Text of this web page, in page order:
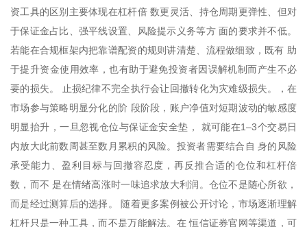
资工具的区别主要体现在杠杆倍 数更灵活、持仓周期更弹性、但对
于保证金占比、强平线设置、风险提示义务等方 面的要求并不低。
若能在合规框架内把靠谱配资的规则讲清楚、流程做细致，既有 助
于提升资金使用效率，也有助于避免投资者因误解机制而产生不必
要的损失。 止损纪律不完全执行会让回撤转化为灾难级损失。，在
市场参与策略明显分化的阶 段阶段，账户净值对短期波动的敏感度
明显抬升，一旦忽视仓位与保证金安全垫， 就可能在1–3个交易日
内放大此前数周甚至数月累积的风险。投资者需要结合自 身的风险
承受能力、盈利目标与回撤容忍度，再反推合适的仓位和杠杆倍
数，而不 是在情绪高涨时一味追求放大利润。仓位不是随心所欲，
而是经过测算后的选择。 随着更多案例被公开讨论，市场逐渐理解
杠杆只是一种工具，而不是万能解法。在 恒信证券官网等渠道，可